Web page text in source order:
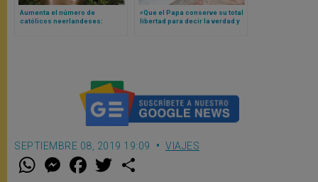
Aumenta el número de
católicos neerlandeses:
«Que el Papa conserve su total
libertad para decir la verdad y
SEPTIEMBRE 08, 2019 19:09 VIAJES
W M
e
F
a w